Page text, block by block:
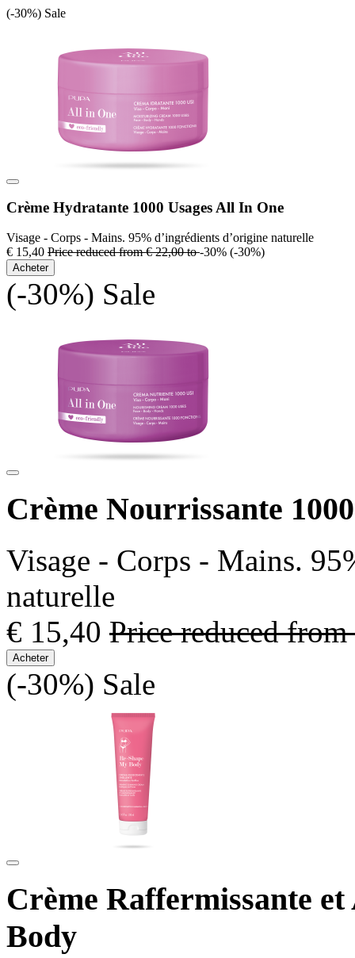
(-30%) Sale
Crème Hydratante 1000 Usages All In One
Visage - Corps - Mains. 95% d’ingrédients d’origine naturelle
€ 15,40 Price reduced from€ 22,00to-30% (-30%)
Acheter
(-30%) Sale
Crème Nourrissante
Visage - Corps - Mains.
naturelle
€ 15,40 Price reduced from
Acheter
(-30%) Sale
Crème Raffermissante
Body